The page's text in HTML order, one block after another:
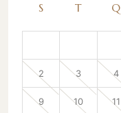
S T Q
2 3 4
9 10 11